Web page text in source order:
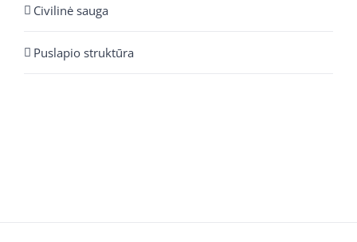
Civilinė sauga
Puslapio struktūra